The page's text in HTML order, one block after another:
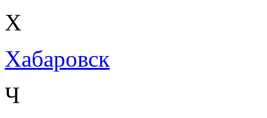
Х
Хабаровск
Ч